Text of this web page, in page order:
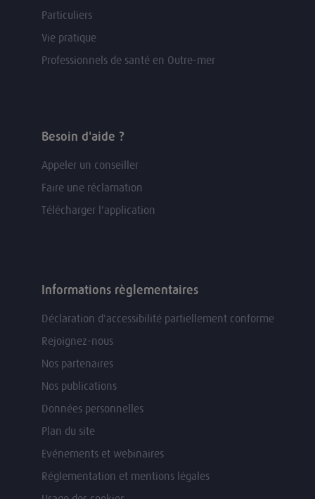
Particuliers
Vie pratique
Professionnels de santé en Outre-mer
Besoin d'aide ?
Appeler un conseiller
Faire une réclamation
Télécharger l'application
Informations règlementaires
Déclaration d'accessibilité partiellement conforme
Rejoignez-nous
Nos partenaires
Nos publications
Données personnelles
Plan du site
Evénements et webinaires
Réglementation et mentions légales